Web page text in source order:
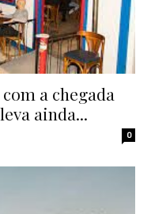
a chegada
ainda...
0